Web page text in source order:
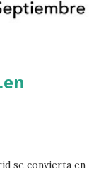
se convierta en